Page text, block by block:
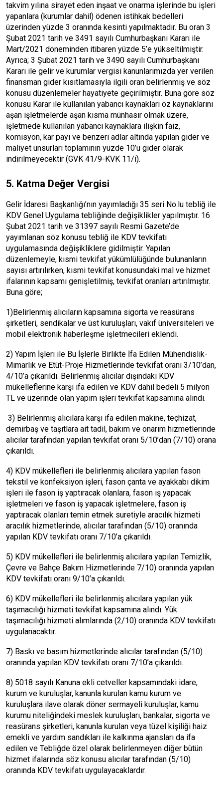
takvim yılına sirayet eden inşaat ve onarma işlerinde bu işleri
yapanlara (kurumlar dahil) ödenen istihkak bedelleri
üzerinden yüzde 3 oranında kesinti yapılmaktadır. Bu oran 3
Şubat 2021 tarih ve 3491 sayılı Cumhurbaşkanı Kararı ile
Mart/2021 döneminden itibaren yüzde 5’e yükseltilmiştir.
Ayrıca; 3 Şubat 2021 tarih ve 3490 sayılı Cumhurbaşkanı
Kararı ile gelir ve kurumlar vergisi kanunlarımızda yer verilen
finansman gider kısıtlamasıyla ilgili oran belirlenmiş ve söz
konusu düzenlemeler hayatiyete geçirilmiştir. Buna göre söz
konusu Karar ile kullanılan yabancı kaynakları öz kaynaklarını
aşan işletmelerde aşan kısma münhasır olmak üzere,
işletmede kullanılan yabancı kaynaklara ilişkin faiz,
komisyon, kar payı ve benzeri adlar altında yapılan gider ve
maliyet unsurları toplamının yüzde 10’u gider olarak
indirilmeyecektir (GVK 41/9-KVK 11/i).
5. Katma Değer Vergisi
Gelir İdaresi Başkanlığı’nın yayımladığı 35 seri No.lu tebliğ ile
KDV Genel Uygulama tebliğinde değişiklikler yapılmıştır. 16
Şubat 2021 tarih ve 31397 sayılı Resmi Gazete’de
yayımlanan söz konusu tebliğ ile KDV tevkifatı
uygulamasında değişikliklere gidilmiştir. Yapılan
düzenlemeyle, kısmi tevkifat yükümlülüğünde bulunanların
sayısı artırılırken, kısmi tevkifat konusundaki mal ve hizmet
ifalarının kapsamı genişletilmiş, tevkifat oranları artırılmıştır.
Buna göre;
1)Belirlenmiş alıcıların kapsamına sigorta ve reasürans
şirketleri, sendikalar ve üst kuruluşları, vakıf üniversiteleri ve
mobil elektronik haberleşme işletmecileri eklendi.
2) Yapım İşleri ile Bu İşlerle Birlikte İfa Edilen Mühendislik-
Mimarlık ve Etüt-Proje Hizmetlerinde tevkifat oranı 3/10’dan,
4/10’a çıkarıldı. Belirlenmiş alıcılar dışındaki KDV
mükelleflerine karşı ifa edilen ve KDV dahil bedeli 5 milyon
TL ve üzerinde olan yapım işleri tevkifat kapsamına alındı.
3) Belirlenmiş alıcılara karşı ifa edilen makine, teçhizat,
demirbaş ve taşıtlara ait tadil, bakım ve onarım hizmetlerinde
alıcılar tarafından yapılan tevkifat oranı 5/10’dan (7/10) orana
çıkarıldı.
4) KDV mükellefleri ile belirlenmiş alıcılara yapılan fason
tekstil ve konfeksiyon işleri, fason çanta ve ayakkabı dikim
işleri ile fason iş yaptıracak olanlara, fason iş yapacak
işletmeleri ve fason iş yapacak işletmelere, fason iş
yaptıracak olanları temin etmek suretiyle aracılık hizmeti
aracılık hizmetlerinde, alıcılar tarafından (5/10) oranında
yapılan KDV tevkifatı oranı 7/10’a çıkarıldı.
5) KDV mükellefleri ile belirlenmiş alıcılara yapılan Temizlik,
Çevre ve Bahçe Bakım Hizmetlerinde 7/10) oranında yapılan
KDV tevkifatı oranı 9/10’a çıkarıldı.
6) KDV mükellefleri ile belirlenmiş alıcılara yapılan yük
taşımacılığı hizmeti tevkifat kapsamına alındı. Yük
taşımacılığı hizmeti alımlarında (2/10) oranında KDV tevkifatı
uygulanacaktır.
7) Baskı ve basım hizmetlerinde alıcılar tarafından (5/10)
oranında yapılan KDV tevkifatı oranı 7/10’a çıkarıldı.
8) 5018 sayılı Kanuna ekli cetveller kapsamındaki idare,
kurum ve kuruluşlar, kanunla kurulan kamu kurum ve
kuruluşlara ilave olarak döner sermayeli kuruluşlar, kamu
kurumu niteliğindeki meslek kuruluşları, bankalar, sigorta ve
reasürans şirketleri, kanunla kurulan veya tüzel kişiliği haiz
emekli ve yardım sandıkları ile kalkınma ajansları da ifa
edilen ve Tebliğde özel olarak belirlenmeyen diğer bütün
hizmet ifalarında söz konusu alıcılar tarafından (5/10)
oranında KDV tevkifatı uygulayacaklardır.